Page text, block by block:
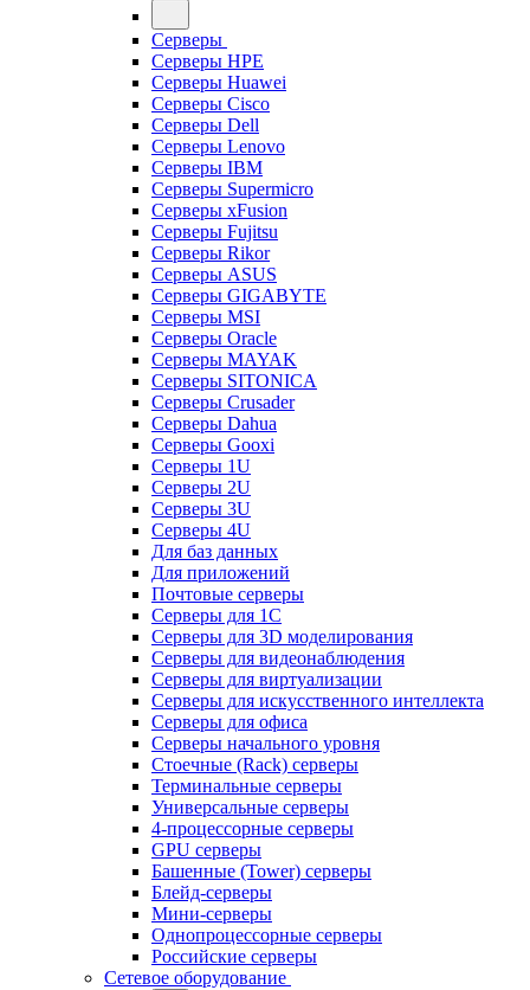
Серверы
Серверы HPE
Серверы Huawei
Серверы Cisco
Серверы Dell
Серверы Lenovo
Серверы IBM
Серверы Supermicro
Серверы xFusion
Серверы Fujitsu
Серверы Rikor
Серверы ASUS
Серверы GIGABYTE
Серверы MSI
Серверы Oracle
Серверы MAYAK
Серверы SITONICA
Серверы Crusader
Серверы Dahua
Серверы Gooxi
Серверы 1U
Серверы 2U
Серверы 3U
Серверы 4U
Для баз данных
Для приложений
Почтовые серверы
Серверы для 1С
Серверы для 3D моделирования
Серверы для видеонаблюдения
Серверы для виртуализации
Серверы для искусственного интеллекта
Серверы для офиса
Серверы начального уровня
Стоечные (Rack) серверы
Терминальные серверы
Универсальные серверы
4-процессорные серверы
GPU серверы
Башенные (Tower) серверы
Блейд-серверы
Мини-серверы
Однопроцессорные серверы
Российские серверы
Сетевое оборудование